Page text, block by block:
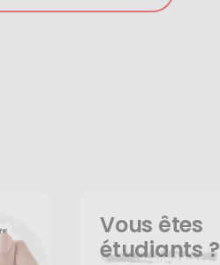
Vous êtes
étudiants ?